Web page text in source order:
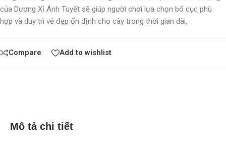
của Dương Xỉ Ánh Tuyết sẽ giúp người chơi lựa chọn bố cục phù
hợp và duy trì vẻ đẹp ổn định cho cây trong thời gian dài.
Compare Add to wishlist
Mô tả chi tiết